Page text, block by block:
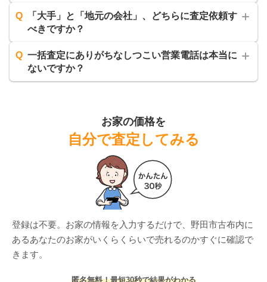
Q
「大手」と「地元の会社」、どちらに査定依頼す
べきですか？
Q 一括査定にありがちなしつこい営業電話は本当に
ないですか？
お家の価格を
自分で査定してみる
登録は不要。お家の情報を入力するだけで、 野田市古布内に
あるあなたのお家がいくらくらいで売れるのかすぐに確認で
きます。
匿名無料！最短30秒で結果がわかる